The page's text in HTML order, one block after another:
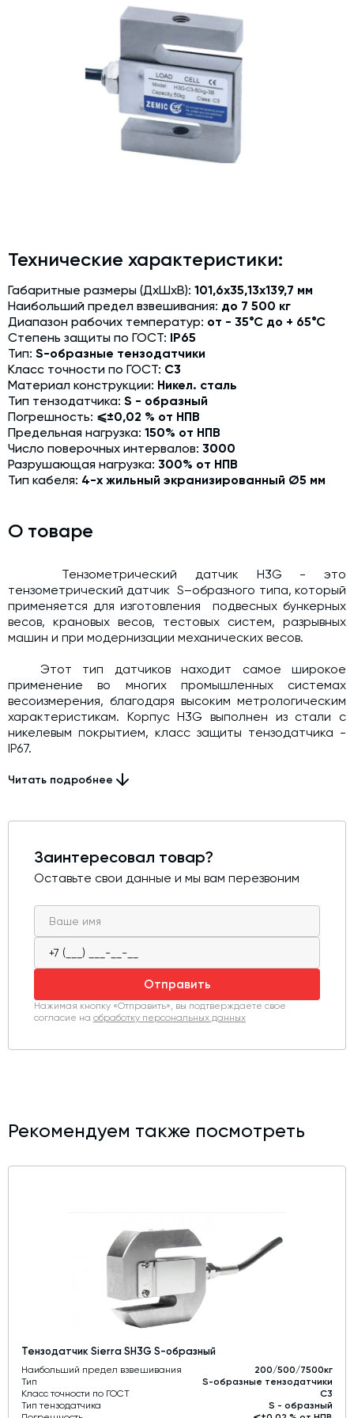
Дозаторы для бетонных заводов
Затворы для силосов и дозаторов
Промышленные фильтры и комплектующие
Авто и Ж/Д весы
Оборудование для производства ЖБИ
Пневмооборудование
Дробильно-сортировочный комплекс
Околопрессовочное оборудование
Экспертные услуги
Модернизация и техническое перевооружение
производств
Зимний комплект. Изготовление и монтаж
Срочная техпомощь. Онлайн-обследование и ремонт
завода
Доставка, шеф-монтаж и пуско-наладка и обучение
Подбор и поставка комплектующих под любой завод
Экспертиза промышленной безопасности
Технический аудит бетонных заводов и производств
Проектирование технологических линий,промышленных
Технические характеристики:
Габаритные размеры (ДхШхВ): 101,6х35,13х139,7 мм
Наибольший предел взвешивания: до 7 500 кг
Диапазон рабочих температур: от - 35°С до + 65°С
Степень защиты по ГОСТ: IP65
Тип: S-образные тензодатчики
Класс точности по ГОСТ: С3
Материал конструкции: Никел. сталь
Тип тензодатчика: S - образный
Погрешность: ⩽±0,02 % от НПВ
Предельная нагрузка: 150% от НПВ
Число поверочных интервалов: 3000
Разрушающая нагрузка: 300% от НПВ
Тип кабеля: 4-х жильный экранизированный Ø5 мм
О товаре
Тензометрический датчик H3G - это
тензометрический датчик S–образного типа, который
применяется для изготовления подвесных бункерных
весов, крановых весов, тестовых систем, разрывных
машин и при модернизации механических весов.
Этот тип датчиков находит самое широкое
применение во многих промышленных системах
весоизмерения, благодаря высоким метрологическим
характеристикам. Корпус H3G выполнен из стали с
никелевым покрытием, класс защиты тензодатчика -
IP67.
Датчик дополнительно комплектуется шарнирными
оборудования.
Читать подробнее
Заинтересовал товар?
Оставьте свои данные и мы вам перезвоним
Отправить
Нажимая кнопку «Отправить», вы подтверждаете свое
согласие на обработку персональных данных
Рекомендуем также посмотреть
Тензодатчик Sierra SH3G S-образный
Наибольший предел взвешивания
200/500/7500кг
Тип
S-образные тензодатчики
Класс точности по ГОСТ
С3
Тип тензодатчика
S - образный